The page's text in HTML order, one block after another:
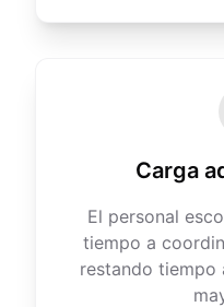
Carga
El personal
tiempo a
restando tiempo